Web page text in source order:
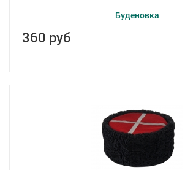
Буденовка
360 руб